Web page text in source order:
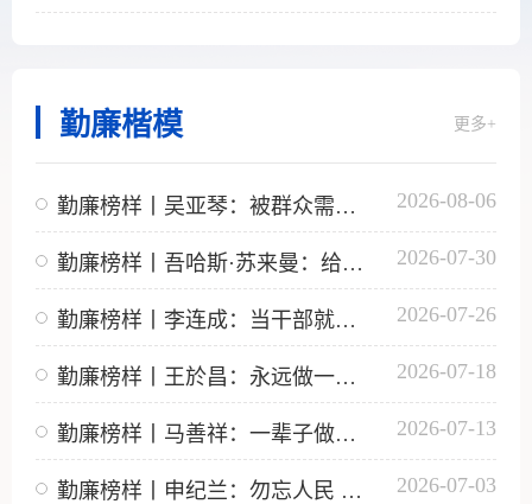
勤廉楷模 更多+
勤廉榜样丨吴亚琴：被群众需要是最大幸福 2026-08-06
勤廉榜样丨吾哈斯·苏来曼：给牧民们做一辈子医生很幸福 2026-07-30
勤廉榜样丨李连成：当干部就应该能吃亏 2026-07-26
勤廉榜样丨王於昌：永远做一名听党指挥的人民子弟兵 2026-07-18
勤廉榜样丨马善祥：一辈子做群众需要的人 2026-07-13
勤廉榜样丨申纪兰：勿忘人民 勿忘劳动 2026-07-03